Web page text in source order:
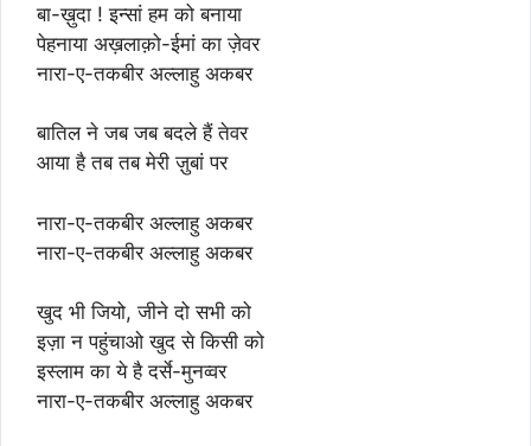
बा-ख़ुदा ! इन्सां हम को बनाया
पेहनाया अख़लाक़ो-ईमां का ज़ेवर
नारा-ए-तकबीर अल्लाहु अकबर
बातिल ने जब जब बदले हैं तेवर
आया है तब तब मेरी ज़ुबां पर
नारा-ए-तकबीर अल्लाहु अकबर
नारा-ए-तकबीर अल्लाहु अकबर
खुद भी जियो, जीने दो सभी को
इज़ा न पहुंचाओ खुद से किसी को
इस्लाम का ये है दर्से-मुनव्वर
नारा-ए-तकबीर अल्लाहु अकबर